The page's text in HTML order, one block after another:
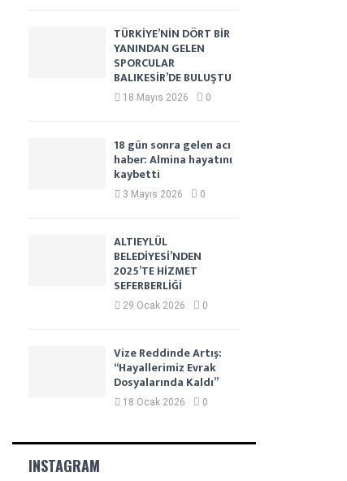
TÜRKİYE’NİN DÖRT BİR
YANINDAN GELEN
SPORCULAR
BALIKESİR’DE BULUŞTU
18 Mayıs 2026 0
18 gün sonra gelen acı
haber: Almina hayatını
kaybetti
3 Mayıs 2026 0
ALTIEYLÜL
BELEDİYESİ’NDEN
2025’TE HİZMET
SEFERBERLİĞİ
29 Ocak 2026 0
Vize Reddinde Artış:
“Hayallerimiz Evrak
Dosyalarında Kaldı”
18 Ocak 2026 0
INSTAGRAM